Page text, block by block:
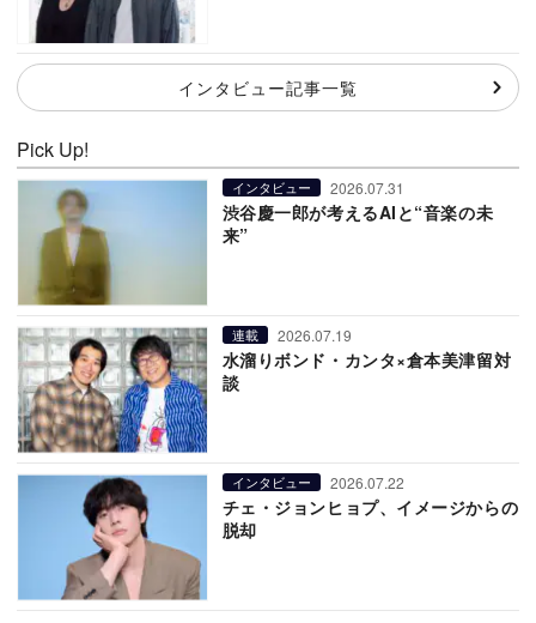
インタビュー記事一覧
Pick Up!
インタビュー 2026.07.31
渋谷慶一郎が考えるAIと“音楽の未
来”
連載 2026.07.19
水溜りボンド・カンタ×倉本美津留対
談
インタビュー 2026.07.22
チェ・ジョンヒョプ、イメージからの
脱却